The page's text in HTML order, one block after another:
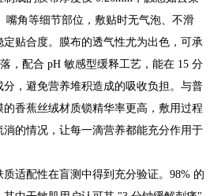
嘴角等细节部位，敷贴时无气泡、不滑
贴合度。膜布的透气性尤为出色，可承
，配合 pH 敏感型缓释工艺，能在 15 分
，避免营养堆积造成的吸收负担。与普
香蕉丝绒材质锁精华率更高，敷用过程
的情况，让每一滴营养都能充分作用于
适配性在盲测中得到充分验证。98% 的